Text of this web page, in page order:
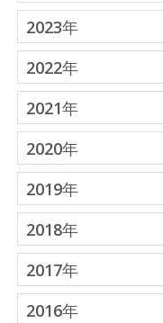
2023年
2022年
2021年
2020年
2019年
2018年
2017年
2016年